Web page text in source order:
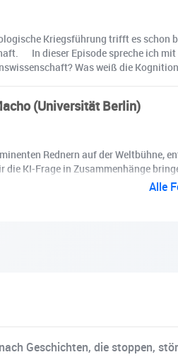
Kriegsführung trifft es schon
In dieser Episode spreche ich
Was weiß die
(Universität Berlin)
Rednern auf der
KI-Frage in Zusammenhänge
Alle
Geschichten, die stoppen,